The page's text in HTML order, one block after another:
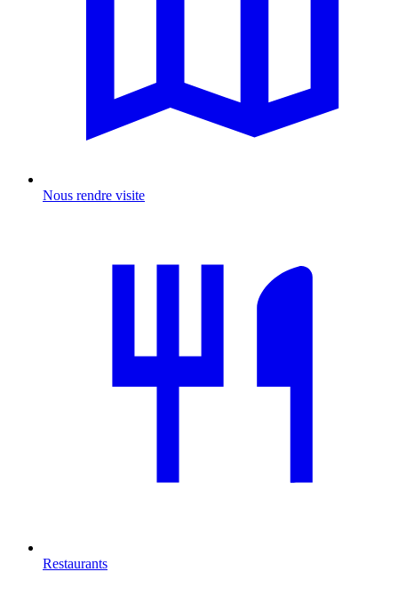
Nous rendre visite
Restaurants